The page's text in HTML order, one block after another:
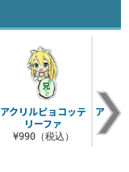
アクリルピョコッテ
リーファ
¥990（税込）
アクリ